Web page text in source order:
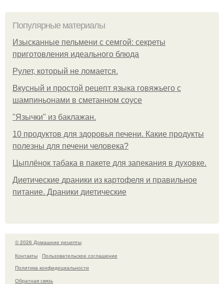
Популярные материалы
Изысканные пельмени с семгой: секреты
приготовления идеального блюда
Рулет, который не ломается.
Вкусный и простой рецепт языка говяжьего с
шампиньонами в сметанном соусе
"Язычки" из баклажан.
10 продуктов для здоровья печени. Какие продукты
полезны для печени человека?
Цыплёнок табака в пакете для запекания в духовке.
Диетические драники из картофеля и правильное
питание. Драники диетические
© 2026 Домашние рецепты
Контакты
Пользовательское соглашение
Политика конфидециальности
Обратная связь